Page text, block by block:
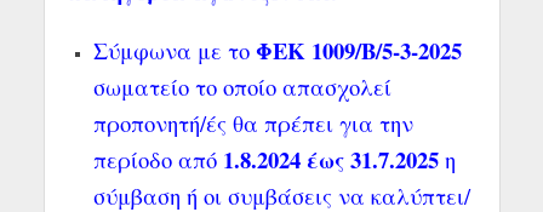
Σύμφωνα με το ΦΕΚ 1009/Β/5-3-2025
σωματείο το οποίο απασχολεί
προπονητή/ές θα πρέπει για την
περίοδο από 1.8.2024 έως 31.7.2025η
σύμβαση ή οι συμβάσεις να καλύπτει/